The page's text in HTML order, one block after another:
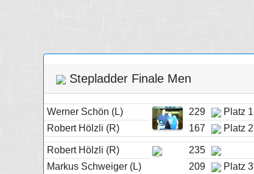
Stepladder Finale Men
Werner Schön (L) 229
Platz 1
Robert Hölzli (R)
167 Platz 2
Robert Hölzli (R)
235
Markus Schweiger (L)
209 Platz 3